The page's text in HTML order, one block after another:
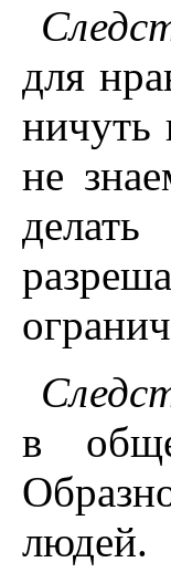
для
не
в
людей.